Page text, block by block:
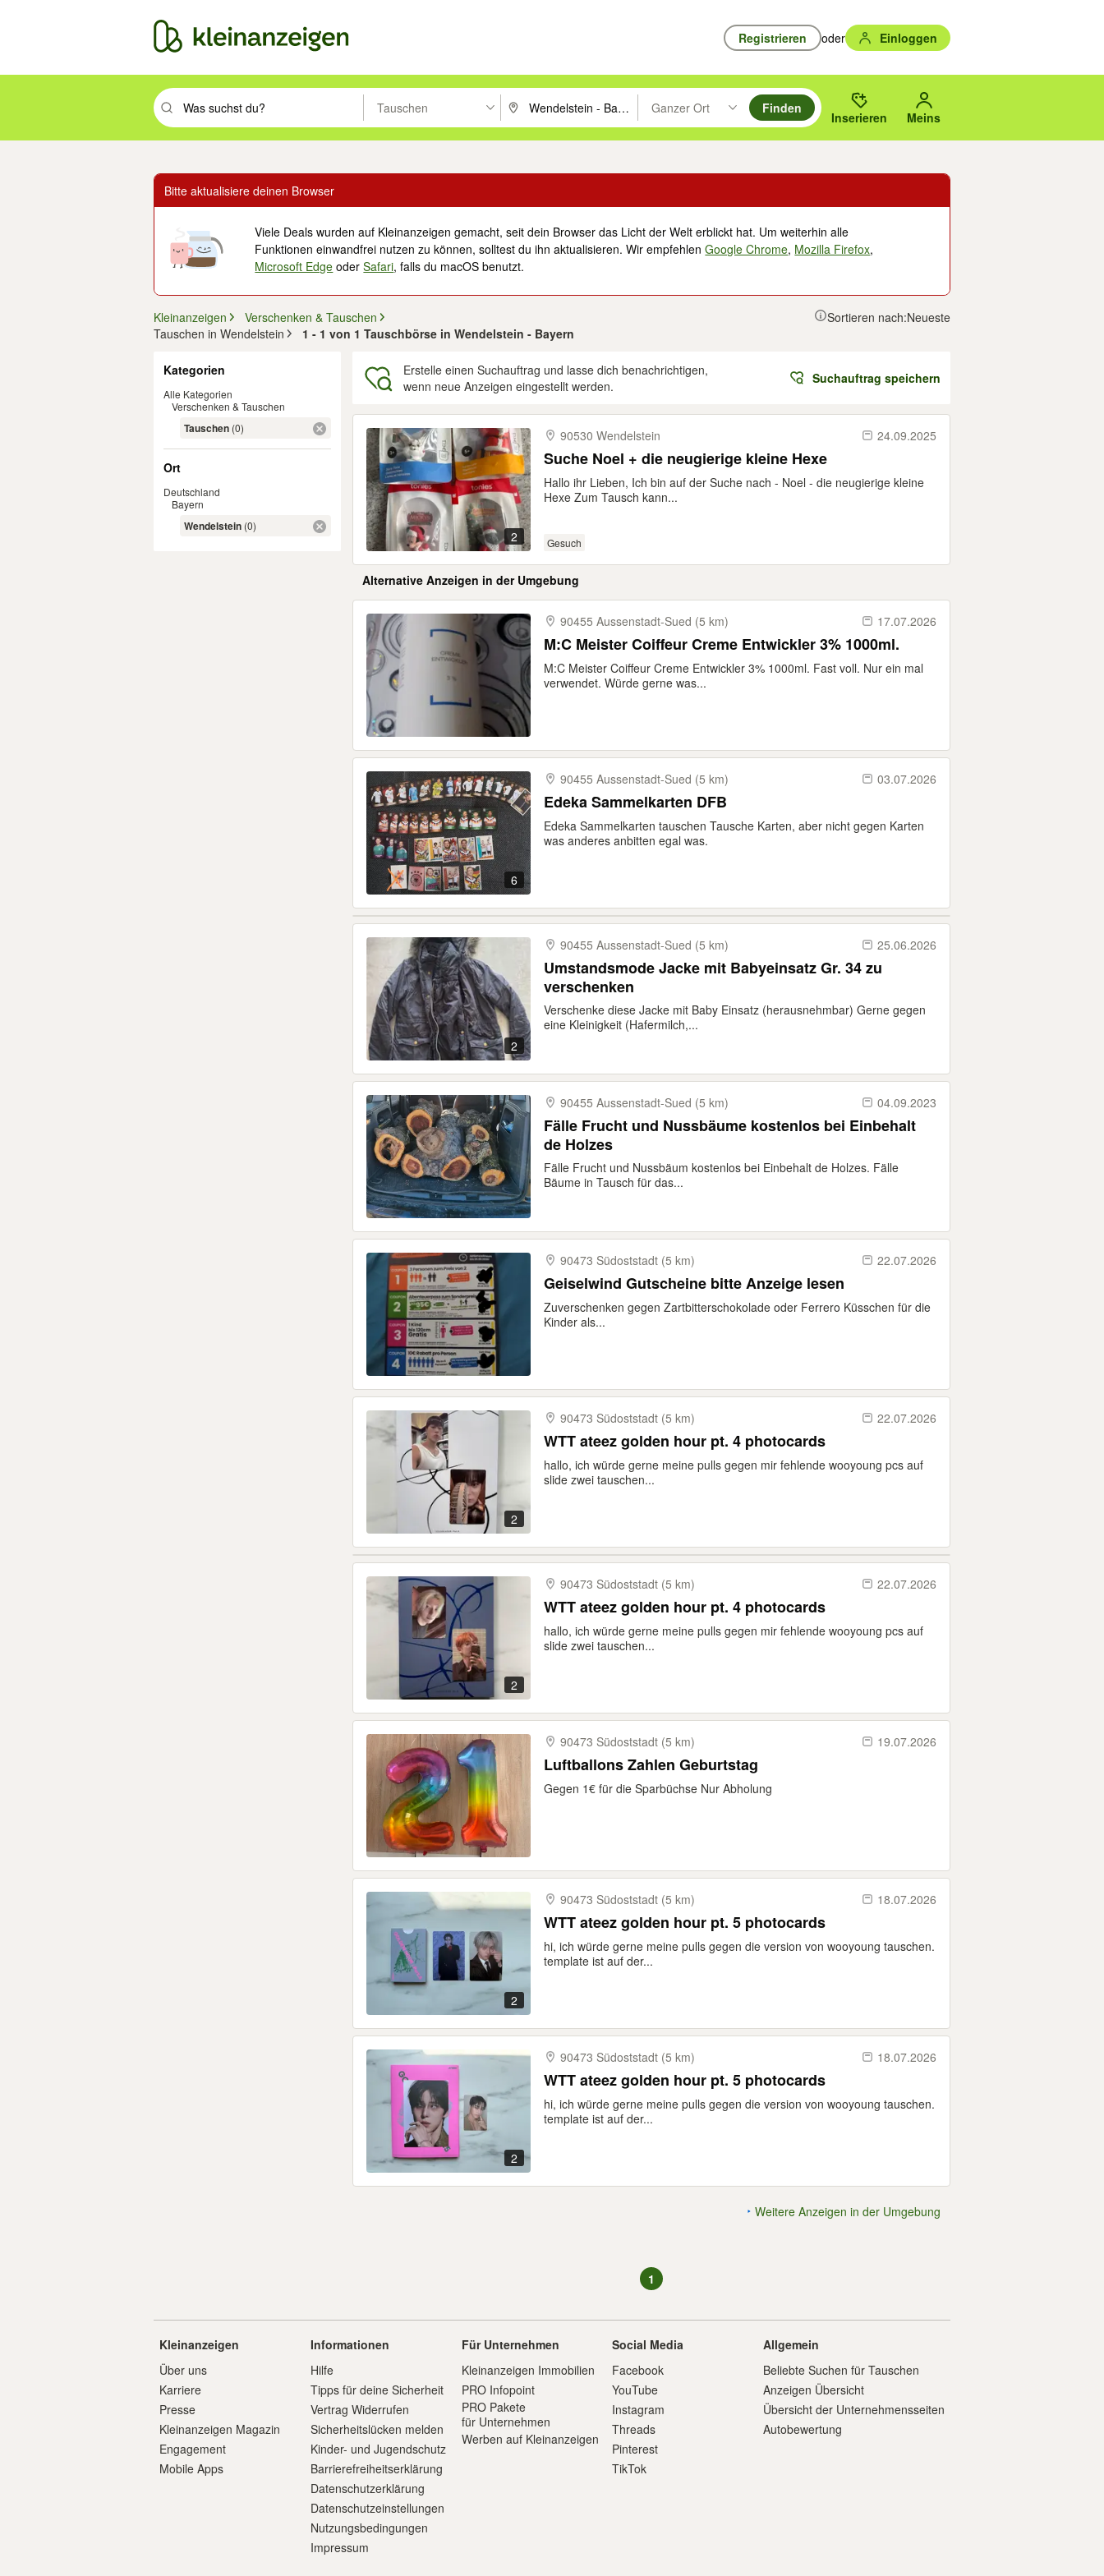
Registrieren oder Einloggen
Suchbegriff eingeben. Eingabetaste drücken um zu suchen, oder Vorschläge mit den Pfeiltasten nach oben/unten durchsuchen und mit Eingabetaste auswählen.
Tauschen PLZ oder Ort eingeben. Eingabetaste drücken um zu suchen, oder Vorschläge mit den Pfeiltasten nach oben/
Ganzer Ort
Suche im Umkreis des gewählten Orts oder PLZ.
Finden
Inserieren Meins
Bitte aktualisiere deinen Browser
Viele Deals wurden auf Kleinanzeigen gemacht, seit dein Browser das Licht der Welt erblickt hat. Um weiterhin alle
Funktionen einwandfrei nutzen zu können, solltest du ihn aktualisieren. Wir empfehlenGoogle Chrome, Mozilla Firefox,
Microsoft Edge oderSafari, falls du macOS benutzt.
Kleinanzeigen
Verschenken & Tauschen
Tauschen in Wendelstein
1 - 1 von 1 Tauschbörse in Wendelstein - Bayern
Sortieren nach:Neueste
Kategorien
Alle Kategorien
Verschenken & Tauschen
Tauschen (0)
Ort
Deutschland
Bayern
Wendelstein (0)
Erstelle einen Suchauftrag und lasse dich benachrichtigen,
wenn neue Anzeigen eingestellt werden.
Suchauftrag speichern
2
90530 Wendelstein 24.09.2025
Suche Noel + die neugierige kleine Hexe
Hallo ihr Lieben, Ich bin auf der Suche nach - Noel - die neugierige kleine
Hexe Zum Tausch kann...
Gesuch
Alternative Anzeigen in der Umgebung
90455 Aussenstadt-​Sued (5 km) 17.07.2026
M:C Meister Coiffeur Creme Entwickler 3% 1000ml.
M:C Meister Coiffeur Creme Entwickler 3% 1000ml. Fast voll. Nur ein mal
verwendet. Würde gerne was...
6
90455 Aussenstadt-​Sued (5 km) 03.07.2026
Edeka Sammelkarten DFB
Edeka Sammelkarten tauschen Tausche Karten, aber nicht gegen Karten
was anderes anbitten egal was.
2
90455 Aussenstadt-​Sued (5 km) 25.06.2026
Umstandsmode Jacke mit Babyeinsatz Gr. 34 zu
verschenken
Verschenke diese Jacke mit Baby Einsatz (herausnehmbar) Gerne gegen
eine Kleinigkeit (Hafermilch,...
90455 Aussenstadt-​Sued (5 km) 04.09.2023
Fälle Frucht und Nussbäume kostenlos bei Einbehalt
de Holzes
Fälle Frucht und Nussbäum kostenlos bei Einbehalt de Holzes. Fälle
Bäume in Tausch für das...
90473 Südoststadt (5 km) 22.07.2026
Geiselwind Gutscheine bitte Anzeige lesen
Zuverschenken gegen Zartbitterschokolade oder Ferrero Küsschen für die
Kinder als...
2
90473 Südoststadt (5 km) 22.07.2026
WTT ateez golden hour pt. 4 photocards
hallo, ich würde gerne meine pulls gegen mir fehlende wooyoung pcs auf
slide zwei tauschen...
2
90473 Südoststadt (5 km) 22.07.2026
WTT ateez golden hour pt. 4 photocards
hallo, ich würde gerne meine pulls gegen mir fehlende wooyoung pcs auf
slide zwei tauschen...
90473 Südoststadt (5 km) 19.07.2026
Luftballons Zahlen Geburtstag
Gegen 1€ für die Sparbüchse Nur Abholung
2
90473 Südoststadt (5 km) 18.07.2026
WTT ateez golden hour pt. 5 photocards
hi, ich würde gerne meine pulls gegen die version von wooyoung tauschen.
template ist auf der...
2
90473 Südoststadt (5 km) 18.07.2026
WTT ateez golden hour pt. 5 photocards
hi, ich würde gerne meine pulls gegen die version von wooyoung tauschen.
template ist auf der...
Weitere Anzeigen in der Umgebung
1
Kleinanzeigen
Über uns
Karriere
Presse
Kleinanzeigen Magazin
Engagement
Mobile Apps
Informationen
Hilfe
Tipps für deine Sicherheit
Vertrag Widerrufen
Sicherheitslücken melden
Kinder- und Jugendschutz
Barrierefreiheitserklärung
Datenschutzerklärung
Datenschutzeinstellungen
Nutzungsbedingungen
Impressum
Für Unternehmen
Kleinanzeigen Immobilien
PRO Infopoint
PRO Pakete
für Unternehmen
Werben auf Kleinanzeigen
Social Media
Facebook
YouTube
Instagram
Threads
Pinterest
TikTok
Allgemein
Beliebte Suchen für Tauschen
Anzeigen Übersicht
Übersicht der Unternehmensseiten
Autobewertung